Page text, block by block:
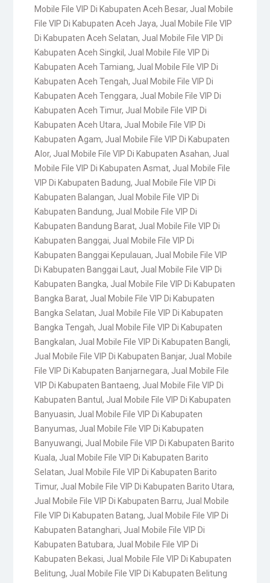
Mobile File VIP Di Kabupaten Aceh Besar, Jual Mobile
File VIP Di Kabupaten Aceh Jaya, Jual Mobile File VIP
Di Kabupaten Aceh Selatan, Jual Mobile File VIP Di
Kabupaten Aceh Singkil , Jual Mobile File VIP Di
Kabupaten Aceh Tamiang, Jual Mobile File VIP Di
Kabupaten Aceh Tengah, Jual Mobile File VIP Di
Kabupaten Aceh Tenggara, Jual Mobile File VIP Di
Kabupaten Aceh Timur, Jual Mobile File VIP Di
Kabupaten Aceh Utara, Jual Mobile File VIP Di
Kabupaten Agam, Jual Mobile File VIP Di Kabupaten
Alor, Jual Mobile File VIP Di Kabupaten Asahan, Jual
Mobile File VIP Di Kabupaten Asmat, Jual Mobile File
VIP Di Kabupaten Badung, Jual Mobile File VIP Di
Kabupaten Balangan, Jual Mobile File VIP Di
Kabupaten Bandung, Jual Mobile File VIP Di
Kabupaten Bandung Barat, Jual Mobile File VIP Di
Kabupaten Banggai, Jual Mobile File VIP Di
Kabupaten Banggai Kepulauan, Jual Mobile File VIP
Di Kabupaten Banggai Laut, Jual Mobile File VIP Di
Kabupaten Bangka, Jual Mobile File VIP Di Kabupaten
Bangka Barat, Jual Mobile File VIP Di Kabupaten
Bangka Selatan, Jual Mobile File VIP Di Kabupaten
Bangka Tengah, Jual Mobile File VIP Di Kabupaten
Bangkalan, Jual Mobile File VIP Di Kabupaten Bangli,
Jual Mobile File VIP Di Kabupaten Banjar, Jual Mobile
File VIP Di Kabupaten Banjarnegara, Jual Mobile File
VIP Di Kabupaten Bantaeng, Jual Mobile File VIP Di
Kabupaten Bantul , Jual Mobile File VIP Di Kabupaten
Banyuasin, Jual Mobile File VIP Di Kabupaten
Banyumas, Jual Mobile File VIP Di Kabupaten
Banyuwangi, Jual Mobile File VIP Di Kabupaten Barito
Kuala, Jual Mobile File VIP Di Kabupaten Barito
Selatan, Jual Mobile File VIP Di Kabupaten Barito
Timur, Jual Mobile File VIP Di Kabupaten Barito Utara,
Jual Mobile File VIP Di Kabupaten Barru, Jual Mobile
File VIP Di Kabupaten Batang, Jual Mobile File VIP Di
Kabupaten Batanghari, Jual Mobile File VIP Di
Kabupaten Batubara, Jual Mobile File VIP Di
Kabupaten Bekasi, Jual Mobile File VIP Di Kabupaten
Belitung, Jual Mobile File VIP Di Kabupaten Belitung